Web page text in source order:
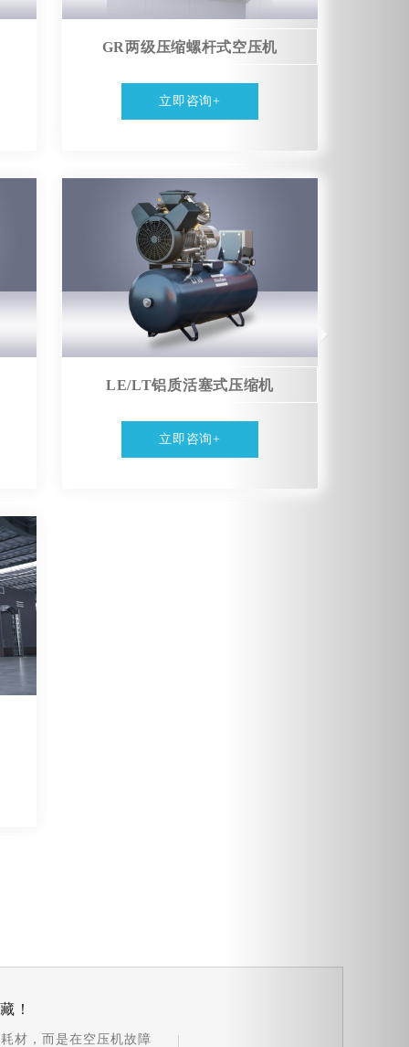
GR两级压缩螺杆式空压机
立即咨询+
LE/LT铝质活塞式压缩机
立即咨询+
！
材，而是在空压机故障